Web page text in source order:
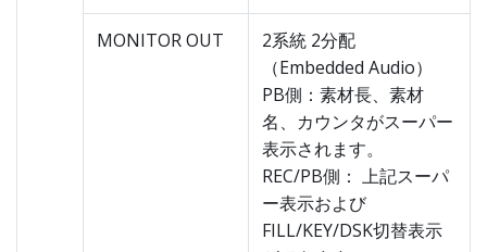
MONITOR OUT
2系統 2分配
（Embedded Audio）
PB側：素材長、素材
名、カウンタがスーパー
表示されます。
REC/PB側： 上記スーパ
ー表示および
FILL/KEY/DSK切替表示